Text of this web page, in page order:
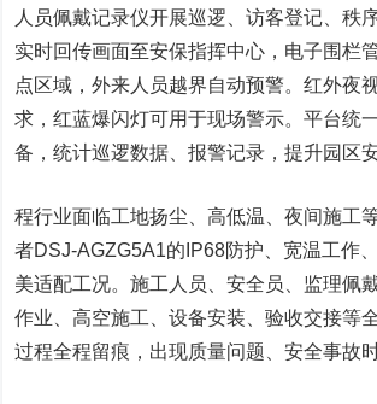
人员佩戴记录仪开展巡逻、访客登记、秩
实时回传画面至安保指挥中心，电子围栏
点区域，外来人员越界自动预警。红外夜
求，红蓝爆闪灯可用于现场警示。平台统
备，统计巡逻数据、报警记录，提升园区
程行业面临工地扬尘、高低温、夜间施工
者DSJ-AGZG5A1的IP68防护、宽温工作
美适配工况。施工人员、安全员、监理佩
作业、高空施工、设备安装、验收交接等
过程全程留痕，出现质量问题、安全事故